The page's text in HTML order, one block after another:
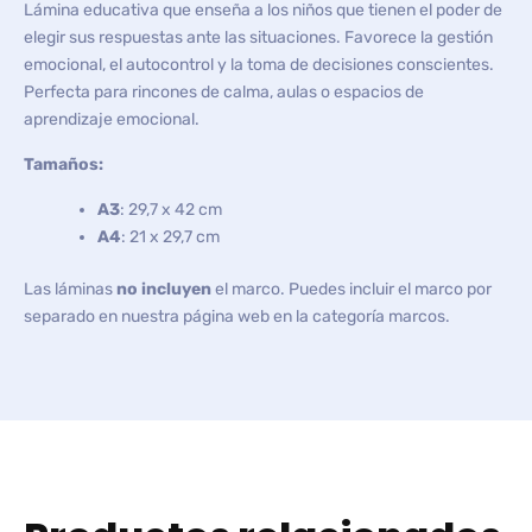
Lámina educativa que enseña a los niños que tienen el poder de
elegir sus respuestas ante las situaciones. Favorece la gestión
emocional, el autocontrol y la toma de decisiones conscientes.
Perfecta para rincones de calma, aulas o espacios de
aprendizaje emocional.
Tamaños:
A3: 29,7 x 42 cm
A4: 21 x 29,7 cm
Las láminas no incluyenel marco. Puedes incluir el marco por
separado en nuestra página web en la categoría marcos.